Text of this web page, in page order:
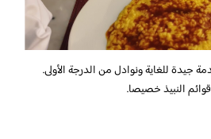
للغاية ونوادل من الدرجة الأولى.
النبيذ خصيصا.